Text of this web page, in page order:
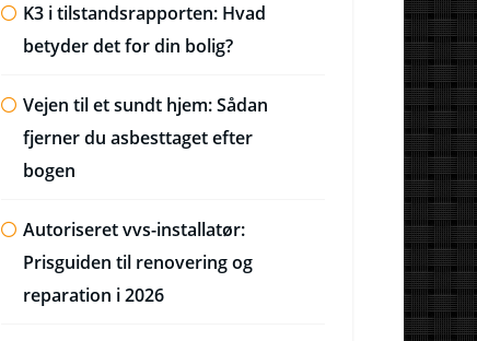
K3 i tilstandsrapporten: Hvad
betyder det for din bolig?
Vejen til et sundt hjem: Sådan
fjerner du asbesttaget efter
bogen
Autoriseret vvs-installatør:
Prisguiden til renovering og
reparation i 2026